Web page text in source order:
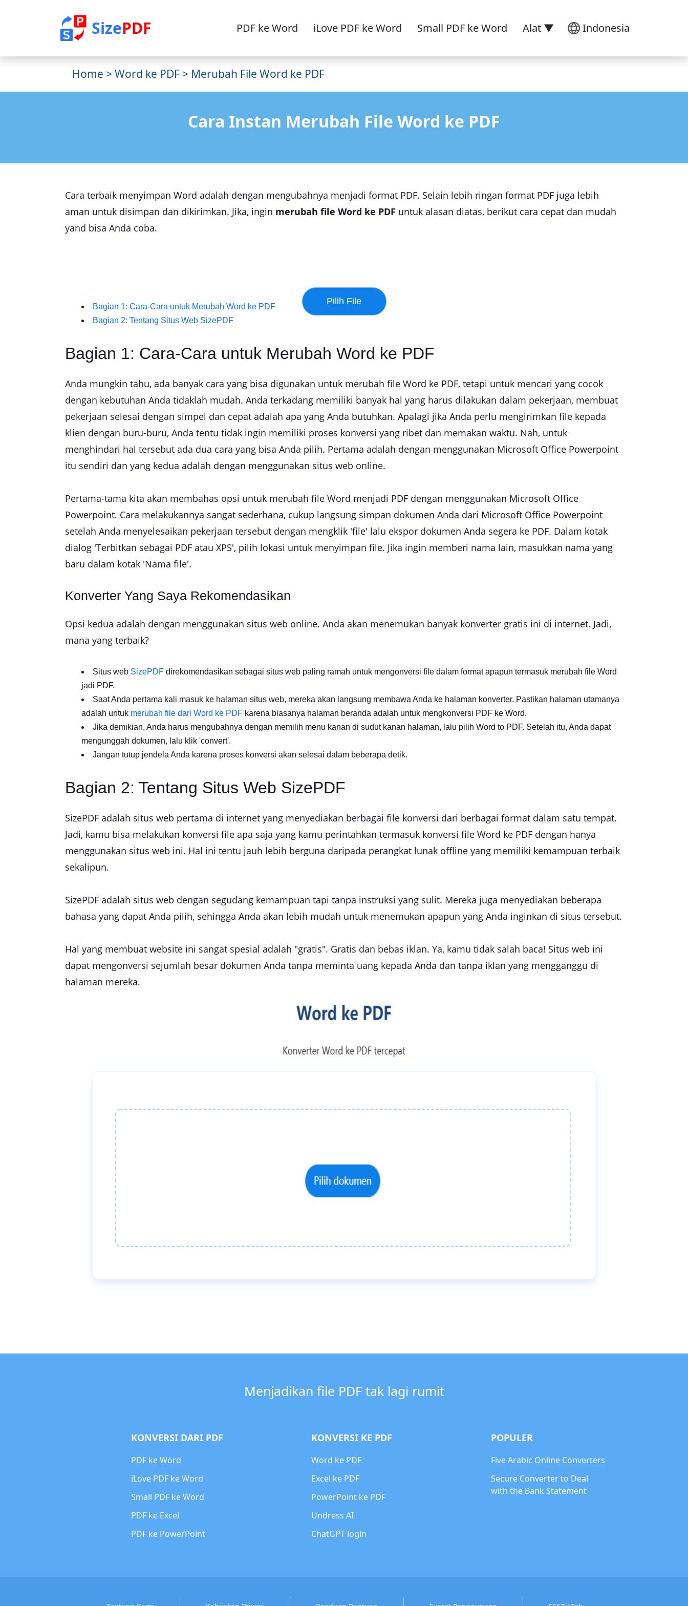
SizePDF Indonesia
PDF ke Word iLove PDF ke Word Small PDF ke Word Alat ▼
Home > Word ke PDF > Merubah File Word ke PDF
Cara Instan Merubah File Word ke PDF
Cara terbaik menyimpan Word adalah dengan mengubahnya menjadi format PDF. Selain lebih ringan format PDF juga lebih
aman untuk disimpan dan dikirimkan. Jika, ingin merubah file Word ke PDF untuk alasan diatas, berikut cara cepat dan mudah
yand bisa Anda coba.
Bagian 1: Cara-Cara untuk Merubah Word ke PDF
Bagian 2: Tentang Situs Web SizePDF
Bagian 1: Cara-Cara untuk Merubah Word ke PDF
Anda mungkin tahu, ada banyak cara yang bisa digunakan untuk merubah file Word ke PDF, tetapi untuk mencari yang cocok
dengan kebutuhan Anda tidaklah mudah. Anda terkadang memiliki banyak hal yang harus dilakukan dalam pekerjaan, membuat
pekerjaan selesai dengan simpel dan cepat adalah apa yang Anda butuhkan. Apalagi jika Anda perlu mengirimkan file kepada
klien dengan buru-buru, Anda tentu tidak ingin memiliki proses konversi yang ribet dan memakan waktu. Nah, untuk
menghindari hal tersebut ada dua cara yang bisa Anda pilih. Pertama adalah dengan menggunakan Microsoft Office Powerpoint
itu sendiri dan yang kedua adalah dengan menggunakan situs web online.
Pertama-tama kita akan membahas opsi untuk merubah file Word menjadi PDF dengan menggunakan Microsoft Office
Powerpoint. Cara melakukannya sangat sederhana, cukup langsung simpan dokumen Anda dari Microsoft Office Powerpoint
setelah Anda menyelesaikan pekerjaan tersebut dengan mengklik 'file' lalu ekspor dokumen Anda segera ke PDF. Dalam kotak
dialog 'Terbitkan sebagai PDF atau XPS', pilih lokasi untuk menyimpan file. Jika ingin memberi nama lain, masukkan nama yang
baru dalam kotak 'Nama file'.
Konverter Yang Saya Rekomendasikan
Opsi kedua adalah dengan menggunakan situs web online. Anda akan menemukan banyak konverter gratis ini di internet. Jadi,
mana yang terbaik?
Situs web SizePDF direkomendasikan sebagai situs web paling ramah untuk mengonversi file dalam format apapun termasuk merubah file Word
jadi PDF.
Saat Anda pertama kali masuk ke halaman situs web, mereka akan langsung membawa Anda ke halaman konverter. Pastikan halaman utamanya
adalah untuk merubah file dari Word ke PDF karena biasanya halaman beranda adalah untuk mengkonversi PDF ke Word.
Jika demikian, Anda harus mengubahnya dengan memilih menu kanan di sudut kanan halaman, lalu pilih Word to PDF. Setelah itu, Anda dapat
mengunggah dokumen, lalu klik 'convert'.
Jangan tutup jendela Anda karena proses konversi akan selesai dalam beberapa detik.
Bagian 2: Tentang Situs Web SizePDF
SizePDF adalah situs web pertama di internet yang menyediakan berbagai file konversi dari berbagai format dalam satu tempat.
Jadi, kamu bisa melakukan konversi file apa saja yang kamu perintahkan termasuk konversi file Word ke PDF dengan hanya
menggunakan situs web ini. Hal ini tentu jauh lebih berguna daripada perangkat lunak offline yang memiliki kemampuan terbaik
sekalipun.
SizePDF adalah situs web dengan segudang kemampuan tapi tanpa instruksi yang sulit. Mereka juga menyediakan beberapa
bahasa yang dapat Anda pilih, sehingga Anda akan lebih mudah untuk menemukan apapun yang Anda inginkan di situs tersebut.
Hal yang membuat website ini sangat spesial adalah "gratis". Gratis dan bebas iklan. Ya, kamu tidak salah baca! Situs web ini
dapat mengonversi sejumlah besar dokumen Anda tanpa meminta uang kepada Anda dan tanpa iklan yang mengganggu di
halaman mereka.
Menjadikan file PDF tak lagi rumit
KONVERSI DARI PDF
PDF ke Word
iLove PDF ke Word
Small PDF ke Word
PDF ke Excel
PDF ke PowerPoint
KONVERSI KE PDF
Word ke PDF
Excel ke PDF
PowerPoint ke PDF
Undress AI
ChatGPT login
POPULER
Five Arabic Online Converters
Secure Converter to Deal
with the Bank Statement